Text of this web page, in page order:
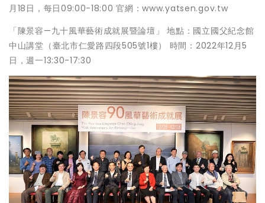
月18日，每日09:00-18:00 官網：www.yatsen.gov.tw
「陳景容—九十風華藝術成就展暨論壇」 地點：國立國父紀念館
中山講堂（臺北市仁愛路四段505號1樓） 時間：2022年12月5
日，週一13:30-17:30